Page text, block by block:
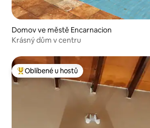
Domov ve městě Encarnacion
Krásný dům v centru
Nejlepší v kategorii Oblíbené u hostů
Oblíbené u hostů